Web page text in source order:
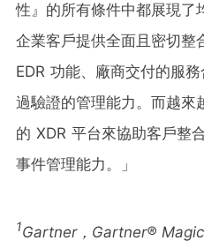
性』的所有條件中都展現了
企業客戶提供全面且密切整
EDR 功能、廠商交付的服
過驗證的管理能力。而越來
的 XDR 平台來協助客戶整
事件管理能力。」
1Gartner， Gartner®